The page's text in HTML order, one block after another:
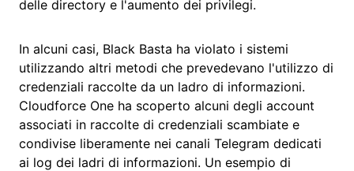
delle directory e l'aumento dei privilegi.
In alcuni casi, Black Basta ha violato i sistemi
utilizzando altri metodi che prevedevano l'utilizzo di
credenziali raccolte da un ladro di informazioni.
Cloudforce One ha scoperto alcuni degli account
associati in raccolte di credenziali scambiate e
condivise liberamente nei canali Telegram dedicati
ai log dei ladri di informazioni. Un esempio di